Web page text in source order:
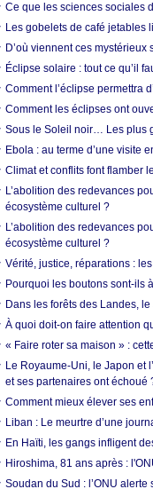
Ce que les sciences sociales
Les gobelets de café jetables
D’où viennent ces
Éclipse solaire : tout ce qu’il
Comment l’éclipse permettra
Comment les éclipses ont
Sous le Soleil noir… Les plus
Ebola : au terme d’une visite
Climat et conflits font flamber
L’abolition des redevances
écosystème culturel ?
L’abolition des redevances
écosystème culturel ?
Vérité, justice, réparations :
Pourquoi les boutons sont-ils
Dans les forêts des Landes,
À quoi doit-on faire attention
« Faire roter sa maison » :
Le Royaume-Uni, le Japon et
et ses partenaires ont échoué
Comment mieux élever ses
Liban : Le meurtre d’une
En Haïti, les gangs infligent
Hiroshima, 81 ans après :
Soudan du Sud : l’ONU